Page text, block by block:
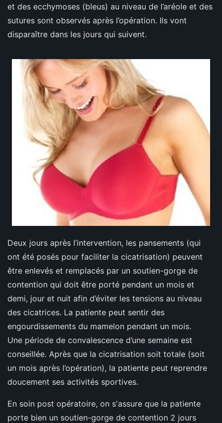
et des ecchymoses (bleus) au niveau de l’aréole et des
sutures sont observés après l’opération. Ils vont
disparaître dans les jours qui suivent.
Deux jours après l’intervention, les pansements (qui
ont été posés pour faciliter la cicatrisation) peuvent
être enlevés et remplacés par un soutien-gorge de
contention qui doit être porté pendant un mois et
demi, jour et nuit afin d’éviter les tensions au niveau
des cicatrices. La patiente peut sentir des
engourdissements du mamelon pendant un mois.
Une période de convalescence d’une semaine est
conseillée. Après que la cicatrisation soit totale (soit
un mois après l’opération), la patiente peut reprendre
doucement ses activités sportives.
En soin post opératoire, on s'assure que la patiente
porte bien un soutien-gorge de contention 2 jours